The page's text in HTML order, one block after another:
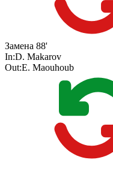
Замена 88'
In:D. Makarov
Out:E. Maouhoub